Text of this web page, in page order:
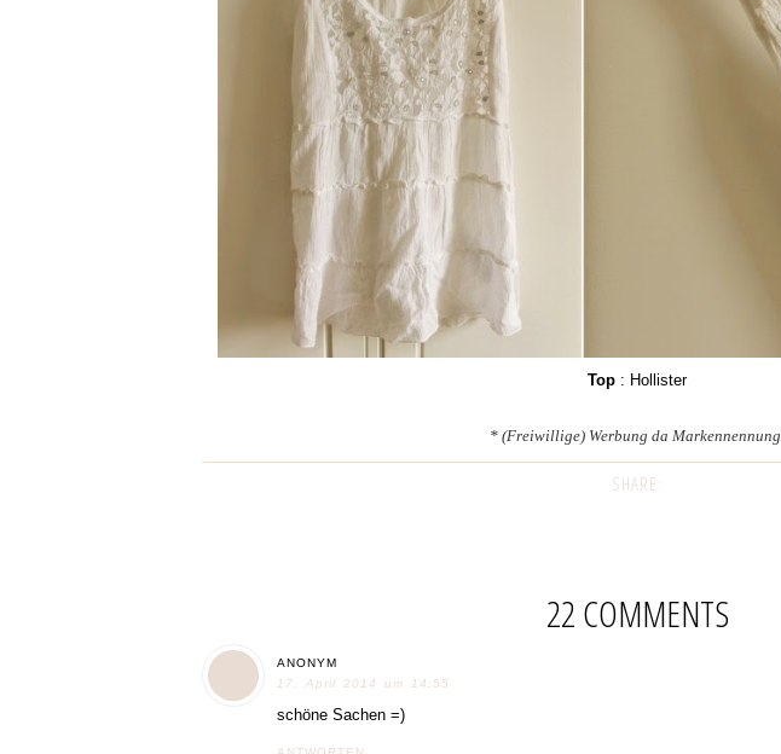
Top : Hollister
* (Freiwillige) Werbung da Markennennung
SHARE:
22 COMMENTS
ANONYM
17. April 2014 um 14:55
schöne Sachen =)